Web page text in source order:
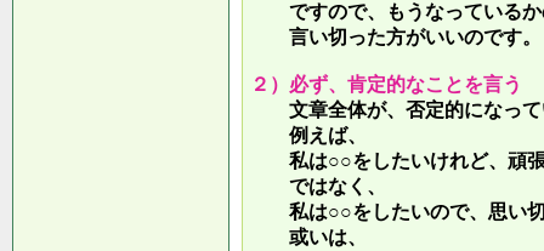
ですので、もうなっているか
言い切った方がいいのです。
２）必ず、肯定的なことを言う
文章全体が、否定的になっ
例えば、
私は○○をしたいけれど、頑張
ではなく、
私は○○をしたいので、思い切
或いは、